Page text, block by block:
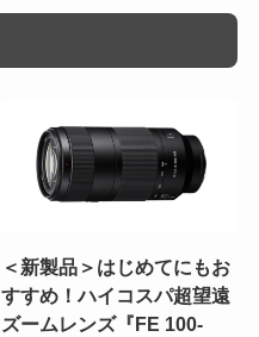
＜新製品＞はじめてにもお
すすめ！ハイコスパ超望遠
ズームレンズ『FE 100-